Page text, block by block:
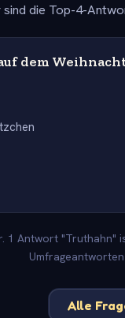
die Top-4-
dem
1 Antwort "Truthahn"
Alle